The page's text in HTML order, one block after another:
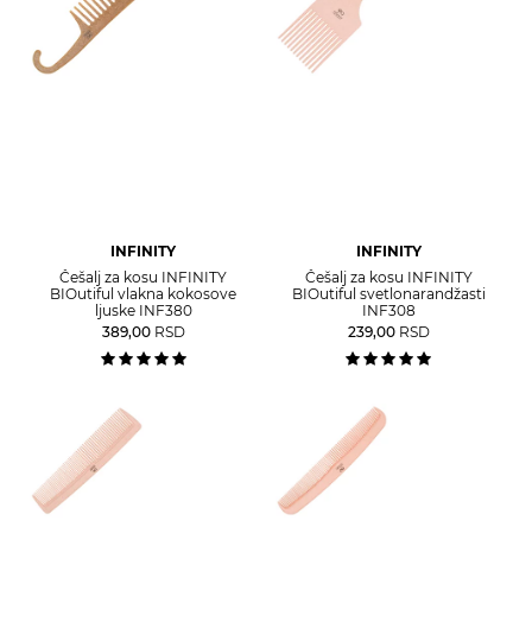
INFINITY
Češalj za kosu INFINITY
BIOutiful vlakna kokosove
ljuske INF380
389,00 RSD
INFINITY
Češalj za kosu INFINITY
BIOutiful svetlonarandžasti
INF308
239,00 RSD